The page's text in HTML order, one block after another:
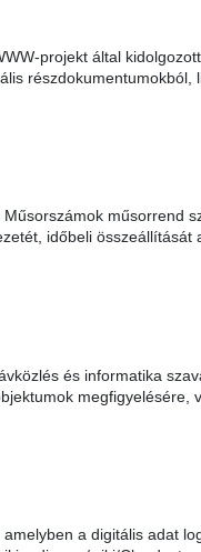
projekt által
részdokumentumokból,
műsorrend
időbeli összeállítását
és informatika
megfigyelésére,
a digitális adat